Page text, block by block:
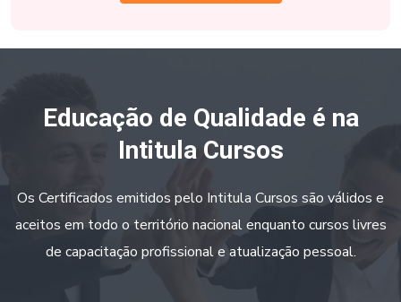
Educação de Qualidade é na
Intitula Cursos
Os Certificados emitidos pelo Intitula Cursos são válidos e
aceitos em todo o território nacional enquanto cursos livres
de capacitação profissional e atualização pessoal.